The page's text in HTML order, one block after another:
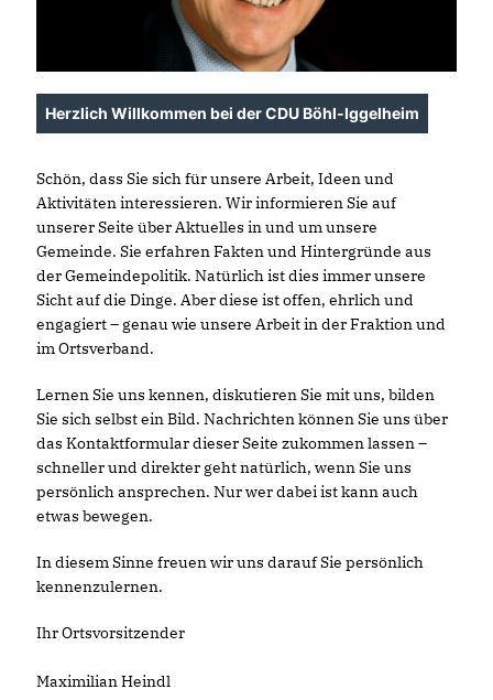
Herzlich Willkommen bei der CDU Böhl-Iggelheim
Schön, dass Sie sich für unsere Arbeit, Ideen und
Aktivitäten interessieren. Wir informieren Sie auf
unserer Seite über Aktuelles in und um unsere
Gemeinde. Sie erfahren Fakten und Hintergründe aus
der Gemeindepolitik. Natürlich ist dies immer unsere
Sicht auf die Dinge. Aber diese ist offen, ehrlich und
engagiert – genau wie unsere Arbeit in der Fraktion und
im Ortsverband.
Lernen Sie uns kennen, diskutieren Sie mit uns, bilden
Sie sich selbst ein Bild. Nachrichten können Sie uns über
das Kontaktformular dieser Seite zukommen lassen –
schneller und direkter geht natürlich, wenn Sie uns
persönlich ansprechen. Nur wer dabei ist kann auch
etwas bewegen.
In diesem Sinne freuen wir uns darauf Sie persönlich
kennenzulernen.
Ihr Ortsvorsitzender
Maximilian Heindl